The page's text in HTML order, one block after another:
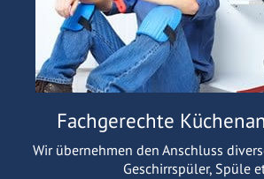
Fachgerechte
Wir übernehmen den Anschluss
Geschirrspüler, Spüle